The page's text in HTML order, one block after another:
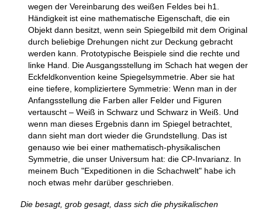
wegen der Vereinbarung des weißen Feldes bei h1.
Händigkeit ist eine mathematische Eigenschaft, die ein
Objekt dann besitzt, wenn sein Spiegelbild mit dem Original
durch beliebige Drehungen nicht zur Deckung gebracht
werden kann. Prototypische Beispiele sind die rechte und
linke Hand. Die Ausgangsstellung im Schach hat wegen der
Eckfeldkonvention keine Spiegelsymmetrie. Aber sie hat
eine tiefere, kompliziertere Symmetrie: Wenn man in der
Anfangsstellung die Farben aller Felder und Figuren
vertauscht – Weiß in Schwarz und Schwarz in Weiß. Und
wenn man dieses Ergebnis dann im Spiegel betrachtet,
dann sieht man dort wieder die Grundstellung. Das ist
genauso wie bei einer mathematisch-physikalischen
Symmetrie, die unser Universum hat: die CP-Invarianz. In
meinem Buch "Expeditionen in die Schachwelt" habe ich
noch etwas mehr darüber geschrieben.
Die besagt, grob gesagt, dass sich die physikalischen